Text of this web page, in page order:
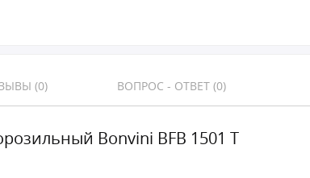
(0) ВОПРОС - ОТВЕТ (0)
Bonvini BFB 1501 T